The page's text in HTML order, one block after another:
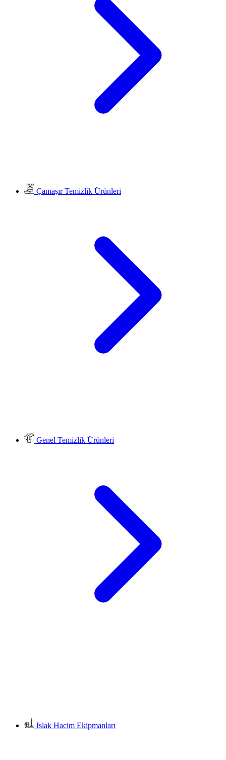
Çamaşır Temizlik Ürünleri
Genel Temizlik Ürünleri
Islak Hacim Ekipmanları